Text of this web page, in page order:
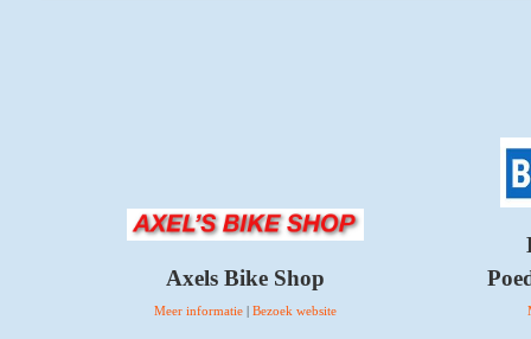
Axels Bike Shop
Meer informatie| Bezoek website